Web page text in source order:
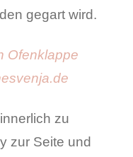
gegart wird.
zu
zur Seite und